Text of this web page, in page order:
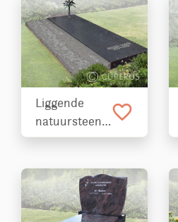
Liggende
natuursteen
met brons
favorite_border